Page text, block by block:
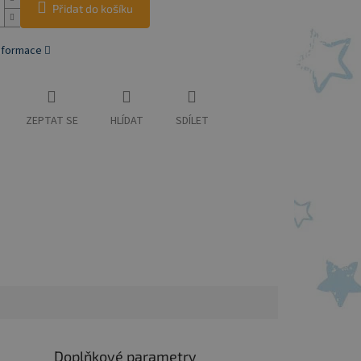
Přidat do košíku
ZEPTAT SE HLÍDAT SDÍLET
Doplňkové parametry